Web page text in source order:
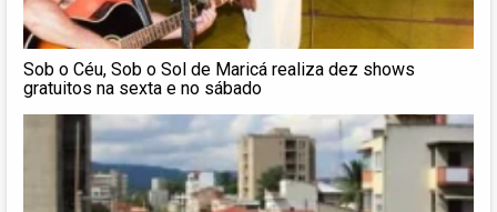
Sob o Céu, Sob o Sol de Maricá realiza dez shows
gratuitos na sexta e no sábado